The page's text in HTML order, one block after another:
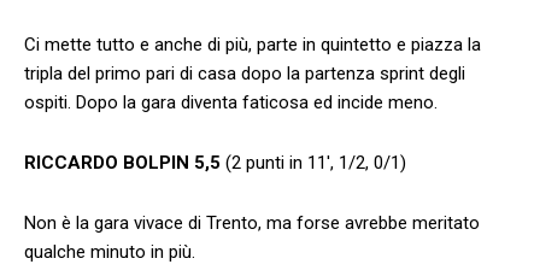
Ci mette tutto e anche di più, parte in quintetto e piazza la
tripla del primo pari di casa dopo la partenza sprint degli
ospiti. Dopo la gara diventa faticosa ed incide meno.
RICCARDO BOLPIN 5,5 (2 punti in 11′, 1/2, 0/1)
Non è la gara vivace di Trento, ma forse avrebbe meritato
qualche minuto in più.